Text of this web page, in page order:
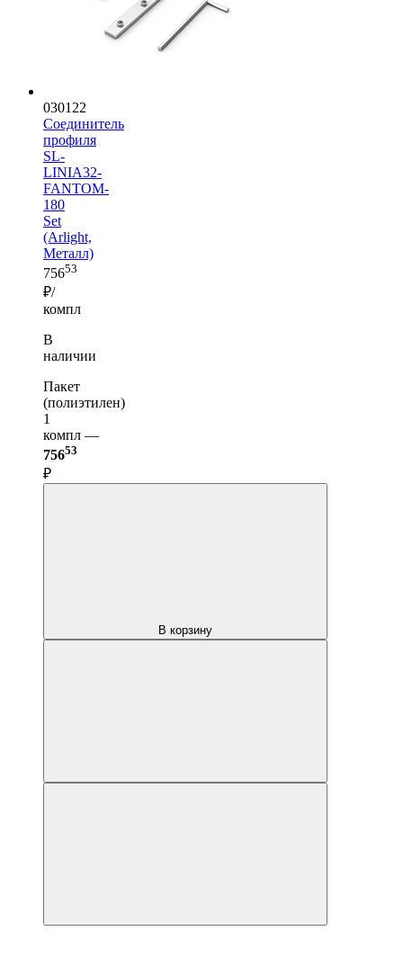
030122
Соединитель
профиля
SL-
LINIA32-
FANTOM-
180
Set
(Arlight,
Металл)
75653
₽/
компл
В
наличии
Пакет
(полиэтилен)
1
компл —
75653
₽
В корзину